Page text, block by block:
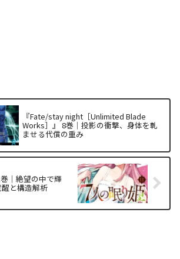
『Fate/stay night［Unlimited Blade
Works］』 8巻｜投影の衝撃、身体を軋
ませる代償の重み
｜絶望の中で輝
と構造解析